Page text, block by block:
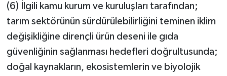
(6) İlgili kamu kurum ve kuruluşları tarafından;
tarım sektörünün sürdürülebilirliğini teminen iklim
değişikliğine dirençli ürün deseni ile gıda
güvenliğinin sağlanması hedefleri doğrultusunda;
doğal kaynakların, ekosistemlerin ve biyolojik